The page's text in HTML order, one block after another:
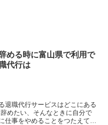
める時に富山県で利用で
代行は
退職代行サービスはどこにある
めたい、そんなときに自分で
仕事をやめることをつたえてく